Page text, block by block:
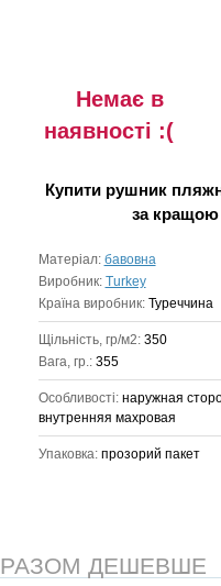
Немає в
наявностi :(
Купити рушник
за кращою
Матеріал: бавовна
Виробник: Turkey
Країна виробник: Туреччина
Щільність, гр/м2: 350
Вага, гр.: 355
Особливості: наружная
внутренняя махровая
Упаковка: прозорий пакет
РАЗОМ ДЕШЕВШЕ